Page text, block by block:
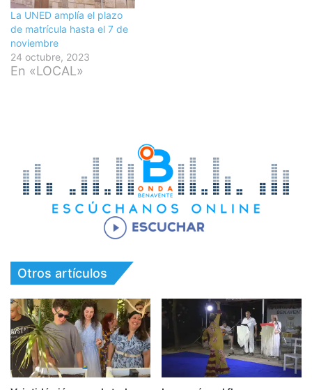
La UNED amplía el plazo
de matrícula hasta el 7 de
noviembre
24 octubre, 2023
En «LOCAL»
Otros artículos